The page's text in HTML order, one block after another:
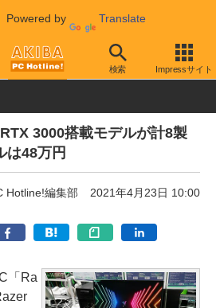
Powered by Translate
検索 Impressサイト
・ソフト ノートPC
3000搭載モデルが計8製
は48万円
Hotline!編集部 2021年4月23日 10:00
「Ra